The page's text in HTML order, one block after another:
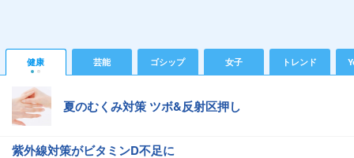
健康 芸能 ゴシップ 女子 トレンド
夏のむくみ対策 ツボ&反射区押し
紫外線対策がビタミンD不足に